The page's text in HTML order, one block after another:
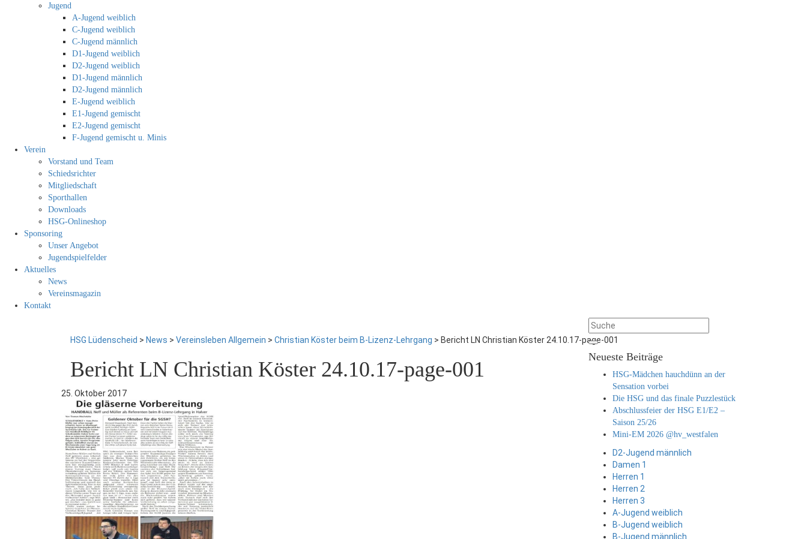
Jugend
A-Jugend weiblich
C-Jugend weiblich
C-Jugend männlich
D1-Jugend weiblich
D2-Jugend weiblich
D1-Jugend männlich
D2-Jugend männlich
E-Jugend weiblich
E1-Jugend gemischt
E2-Jugend gemischt
F-Jugend gemischt u. Minis
Verein
Vorstand und Team
Schiedsrichter
Mitgliedschaft
Sporthallen
Downloads
HSG-Onlineshop
Sponsoring
Unser Angebot
Jugendspielfelder
Aktuelles
News
Vereinsmagazin
Kontakt
HSG Lüdenscheid > News > Vereinsleben Allgemein > Christian Köster beim B-Lizenz-Lehrgang > Bericht LN Christian Köster 24.10.17-page-001
Bericht LN Christian Köster 24.10.17-page-001
25. Oktober 2017
Neueste Beiträge
HSG-Mädchen hauchdünn an der
Sensation vorbei
Die HSG und das finale Puzzlestück
Abschlussfeier der HSG E1/E2 –
Saison 25/26
Mini-EM 2026 @hv_westfalen
D2-Jugend männlich
Damen 1
Herren 1
Herren 2
Herren 3
A-Jugend weiblich
B-Jugend weiblich
B-Jugend männlich